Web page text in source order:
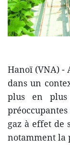
Hanoï (VNA)
dans un
plus en plus
gaz à effet de
notamment la